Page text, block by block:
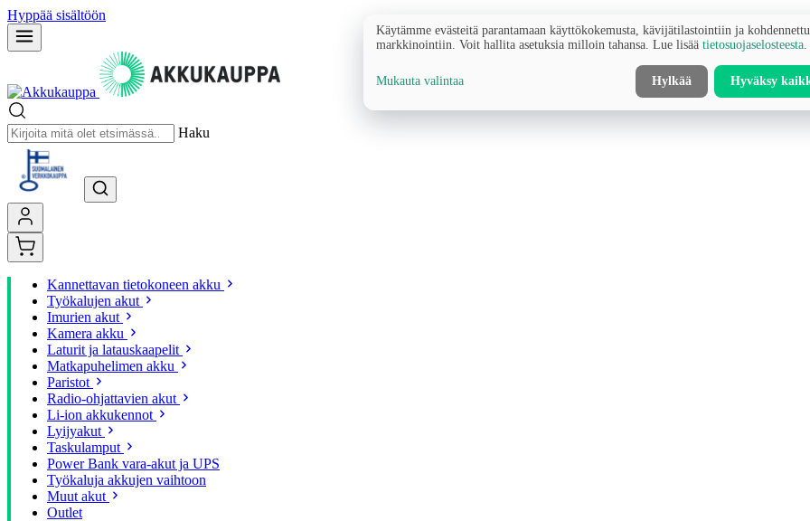
Hyppää sisältöön
Haku
Kannettavan tietokoneen akku
Työkalujen akut
Imurien akut
Kamera akku
Laturit ja latauskaapelit
Matkapuhelimen akku
Paristot
Radio-ohjattavien akut
Li-ion akkukennot
Lyijyakut
Taskulamput
Power Bank vara-akut ja UPS
Työkaluja akkujen vaihtoon
Muut akut
Outlet
Käytämme evästeitä parantamaan käyttökokemusta, kävijätilastointiin ja
markkinointiin. Voit hallita asetuksia milloin tahansa. Lue lisää tietosuojaselosteesta
Mukauta valintaa Hylkää Hyväksy